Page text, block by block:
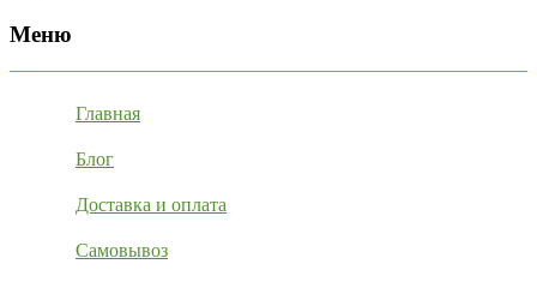
Меню
Главная
Блог
Доставка и оплата
Самовывоз